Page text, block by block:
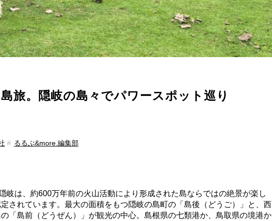
旅。隠岐の島々でパワースポット巡り
るるぶ&more.編集部
岐は、約600万年前の火山活動により形成された島ならではの絶景が楽し
されています。最大の面積をもつ隠岐の島町の「島後（どうご）」と、西
「島前（どうぜん）」が観光の中心。島根県の七類港か、鳥取県の境港か